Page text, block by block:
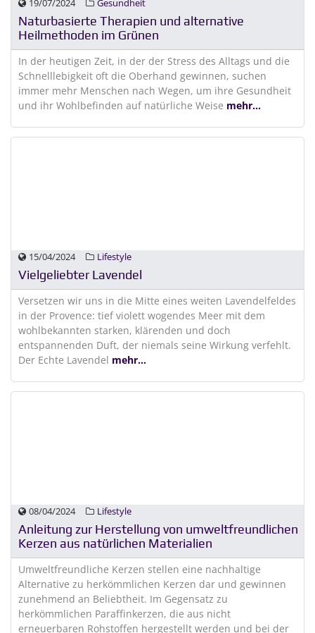
19/07/2024 Gesundheit
Naturbasierte Therapien und alternative
Heilmethoden im Grünen
In der heutigen Zeit, in der der Stress des Alltags und die
Schnelllebigkeit oft die Oberhand gewinnen, suchen
immer mehr Menschen nach Wegen, um ihre Gesundheit
und ihr Wohlbefinden auf natürliche Weise mehr...
15/04/2024 Lifestyle
Vielgeliebter Lavendel
Versetzen wir uns in die Mitte eines weiten Lavendelfeldes
in der Provence: tief violett wogendes Meer mit dem
wohlbekannten starken, klärenden und doch
entspannenden Duft, der niemals seine Wirkung verfehlt.
Der Echte Lavendel mehr...
08/04/2024 Lifestyle
Anleitung zur Herstellung von umweltfreundlichen
Kerzen aus natürlichen Materialien
Umweltfreundliche Kerzen stellen eine nachhaltige
Alternative zu herkömmlichen Kerzen dar und gewinnen
zunehmend an Beliebtheit. Im Gegensatz zu
herkömmlichen Paraffinkerzen, die aus nicht
erneuerbaren Rohstoffen hergestellt werden und bei der